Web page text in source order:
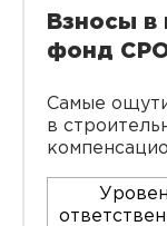
Взносы в
фонд СРО
Самые
в